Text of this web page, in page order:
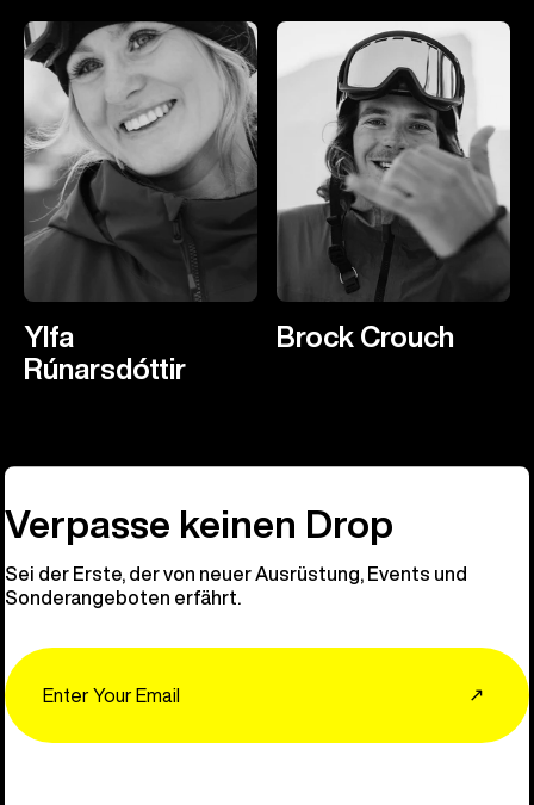
Ylfa
Rúnarsdóttir
Brock Crouch
Verpasse keinen Drop
Sei der Erste, der von neuer Ausrüstung, Events und
Sonderangeboten erfährt.
↗